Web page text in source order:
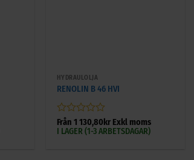
HYDRAULOLJA
RENOLIN B 46 HVI
Betygsatt
0
Från 1 130,80 krExkl moms
I LAGER (1-3 ARBETSDAGAR)